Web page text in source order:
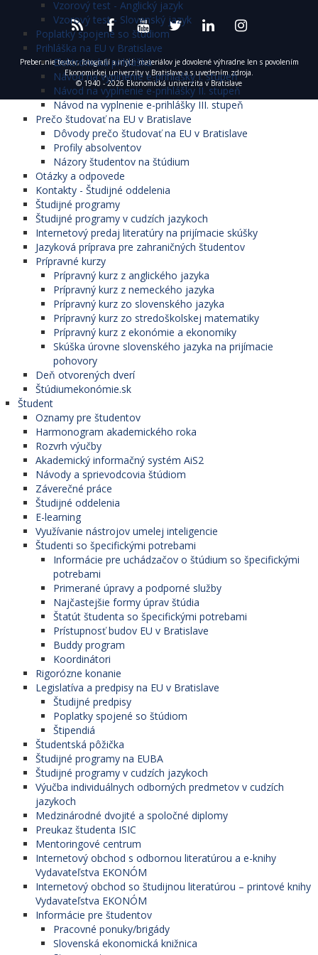
Vzorový test - Anglický jazyk
Vzorový test - Slovenský jazyk
Poplatky spojené so štúdiom
Prihláška na EU v Bratislave
Elektronická prihláška
Návod na vyplnenie e-prihlášky I. stupeň
Návod na vyplnenie e-prihlášky II. stupeň
Návod na vyplnenie e-prihlášky III. stupeň
Prečo študovať na EU v Bratislave
Dôvody prečo študovať na EU v Bratislave
Profily absolventov
Názory študentov na štúdium
Otázky a odpovede
Kontakty - Študijné oddelenia
Študijné programy
Študijné programy v cudzích jazykoch
Internetový predaj literatúry na prijímacie skúšky
Jazyková príprava pre zahraničných študentov
Prípravné kurzy
Prípravný kurz z anglického jazyka
Prípravný kurz z nemeckého jazyka
Prípravný kurz zo slovenského jazyka
Prípravný kurz zo stredoškolskej matematiky
Prípravný kurz z ekonómie a ekonomiky
Skúška úrovne slovenského jazyka na prijímacie
pohovory
Deň otvorených dverí
Štúdiumekonómie.sk
Študent
Oznamy pre študentov
Harmonogram akademického roka
Rozvrh výučby
Akademický informačný systém AiS2
Návody a sprievodcovia štúdiom
Záverečné práce
Študijné oddelenia
E-learning
Využívanie nástrojov umelej inteligencie
Študenti so špecifickými potrebami
Informácie pre uchádzačov o štúdium so špecifickými
potrebami
Primerané úpravy a podporné služby
Najčastejšie formy úprav štúdia
Štatút študenta so špecifickými potrebami
Prístupnosť budov EU v Bratislave
Buddy program
Koordinátori
Rigorózne konanie
Legislatíva a predpisy na EU v Bratislave
Študijné predpisy
Poplatky spojené so štúdiom
Štipendiá
Študentská pôžička
Študijné programy na EUBA
Študijné programy v cudzích jazykoch
Výučba individuálnych odborných predmetov v cudzích
jazykoch
Medzinárodné dvojité a spoločné diplomy
Preukaz študenta ISIC
Mentoringové centrum
Internetový obchod s odbornou literatúrou a e-knihy
Vydavateľstva EKONÓM
Internetový obchod so študijnou literatúrou – printové knihy
Vydavateľstva EKONÓM
Informácie pre študentov
Pracovné ponuky/brigády
Slovenská ekonomická knižnica
Preberanie textov, fotografií a iných materiálov je dovolené výhradne len s povolením
Ekonomickej univerzity v Bratislave a s uvedením zdroja.
© 1940 - 2026 Ekonomická univerzita v Bratislave